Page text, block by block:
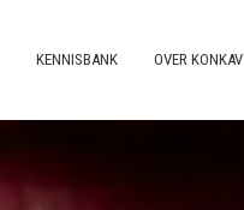
KENNISBANK OVER KONKAV